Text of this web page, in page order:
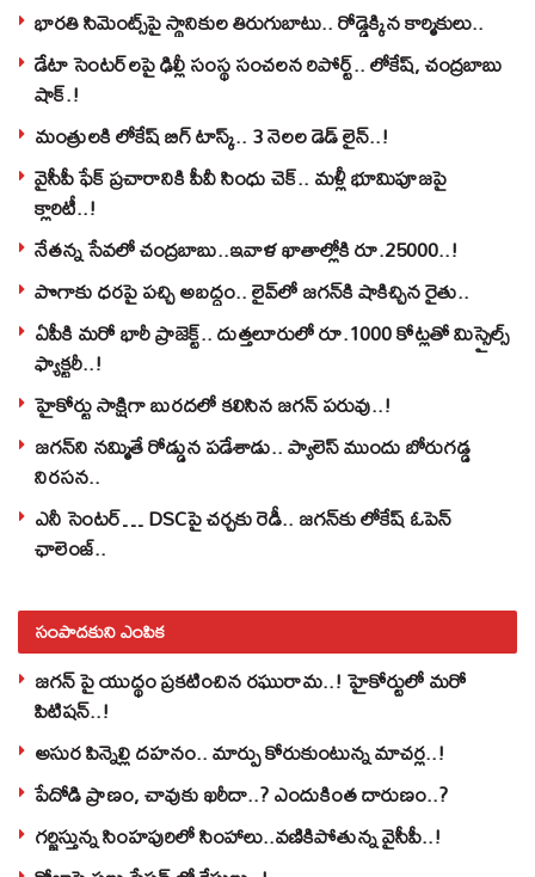
భారతి సిమెంట్స్‌పై స్థానికుల తిరుగుబాటు.. రోడ్డెక్కిన కార్మికులు..
డేటా సెంటర్‌లపై ఢిల్లీ సంస్థ సంచలన రిపోర్ట్.. లోకేష్‌, చంద్రబాబు
షాక్‌.!
మంత్రులకి లోకేష్‌ బిగ్‌ టాస్క్‌.. 3 నెలల డెడ్‌ లైన్‌..!
వైసీపీ ఫేక్ ప్రచారానికి పీవీ సింధు చెక్.. మళ్లీ భూమిపూజపై
క్లారిటీ..!
నేతన్న సేవలో చంద్రబాబు..ఇవాళ ఖాతాల్లోకి రూ.25000..!
పొగాకు ధరపై పచ్చి అబద్దం.. లైవ్‌లో జగన్‌కి షాకిచ్చిన రైతు..
ఏపీకి మరో భారీ ప్రాజెక్ట్.. దుత్తలూరులో రూ.1000 కోట్లతో మిస్సైల్స్
ఫ్యాక్టరీ..!
హైకోర్టు సాక్షిగా బురదలో కలిసిన జగన్ పరువు..!
జగన్‌ని నమ్మితే రోడ్డున పడేశాడు.. ప్యాలెస్‌ ముందు బోరుగడ్డ
నిరసన..
ఎనీ సెంటర్‌… DSCపై చర్చకు రెడీ.. జగన్‌కు లోకేష్‌ ఓపెన్
ఛాలెంజ్..
సంపాదకుని ఎంపిక
జగన్ పై యుద్థం ప్రకటించిన రఘురామ..! హైకోర్టులో మరో
పిటిషన్..!
అసుర పిన్నెల్లి దహనం.. మార్పు కోరుకుంటున్న మాచర్ల..!
పేదోడి ప్రాణం, చావుకు ఖరీదా..? ఎందుకింత దారుణం..?
గర్జిస్తున్న సింహపురిలో సింహాలు..వణికిపోతున్న వైసీపీ..!